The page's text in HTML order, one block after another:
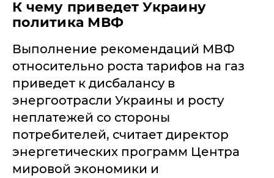
К чему приведет Украину
политика МВФ
Выполнение рекомендаций МВФ
относительно роста тарифов на газ
приведет к дисбалансу в
энергоотрасли Украины и росту
неплатежей со стороны
потребителей, считает директор
энергетических программ Центра
мировой экономики и